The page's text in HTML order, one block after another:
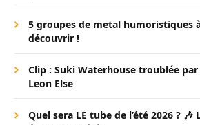
5 groupes de metal humoristiques
découvrir !
Clip : Suki Waterhouse troublée par
Leon Else
Quel sera LE tube de l’été 2026 ? 🎶